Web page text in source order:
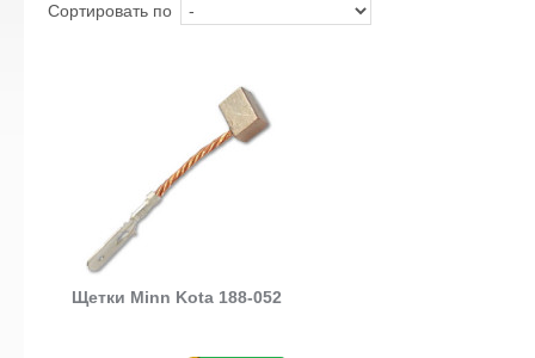
Сортировать по
Щетки Minn Kota 188-052